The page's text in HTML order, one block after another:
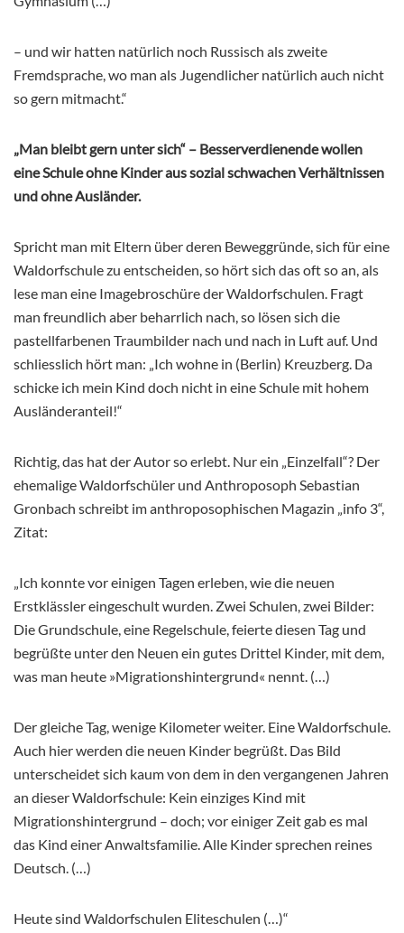
– und wir hatten natürlich noch Russisch als zweite
Fremdsprache, wo man als Jugendlicher natürlich auch nicht
so gern mitmacht.“
„Man bleibt gern unter sich“ – Besserverdienende wollen
eine Schule ohne Kinder aus sozial schwachen Verhältnissen
und ohne Ausländer.
Spricht man mit Eltern über deren Beweggründe, sich für eine
Waldorfschule zu entscheiden, so hört sich das oft so an, als
lese man eine Imagebroschüre der Waldorfschulen. Fragt
man freundlich aber beharrlich nach, so lösen sich die
pastellfarbenen Traumbilder nach und nach in Luft auf. Und
schliesslich hört man: „Ich wohne in (Berlin) Kreuzberg. Da
schicke ich mein Kind doch nicht in eine Schule mit hohem
Ausländeranteil!“
Richtig, das hat der Autor so erlebt. Nur ein „Einzelfall“? Der
ehemalige Waldorfschüler und Anthroposoph Sebastian
Gronbach schreibt im anthroposophischen Magazin „info 3“,
Zitat:
„Ich konnte vor einigen Tagen erleben, wie die neuen
Erstklässler eingeschult wurden. Zwei Schulen, zwei Bilder:
Die Grundschule, eine Regelschule, feierte diesen Tag und
begrüßte unter den Neuen ein gutes Drittel Kinder, mit dem,
was man heute »Migrationshintergrund« nennt. (…)
Der gleiche Tag, wenige Kilometer weiter. Eine Waldorfschule.
Auch hier werden die neuen Kinder begrüßt. Das Bild
unterscheidet sich kaum von dem in den vergangenen Jahren
an dieser Waldorfschule: Kein einziges Kind mit
Migrationshintergrund – doch; vor einiger Zeit gab es mal
das Kind einer Anwaltsfamilie. Alle Kinder sprechen reines
Deutsch. (…)
Heute sind Waldorfschulen Eliteschulen (…)“